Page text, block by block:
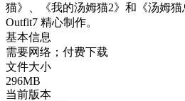
猫》、《我的汤姆猫2》和《汤姆
Outfit7 精心制作。
基本信息
需要网络；付费下载
文件大小
296MB
当前版本